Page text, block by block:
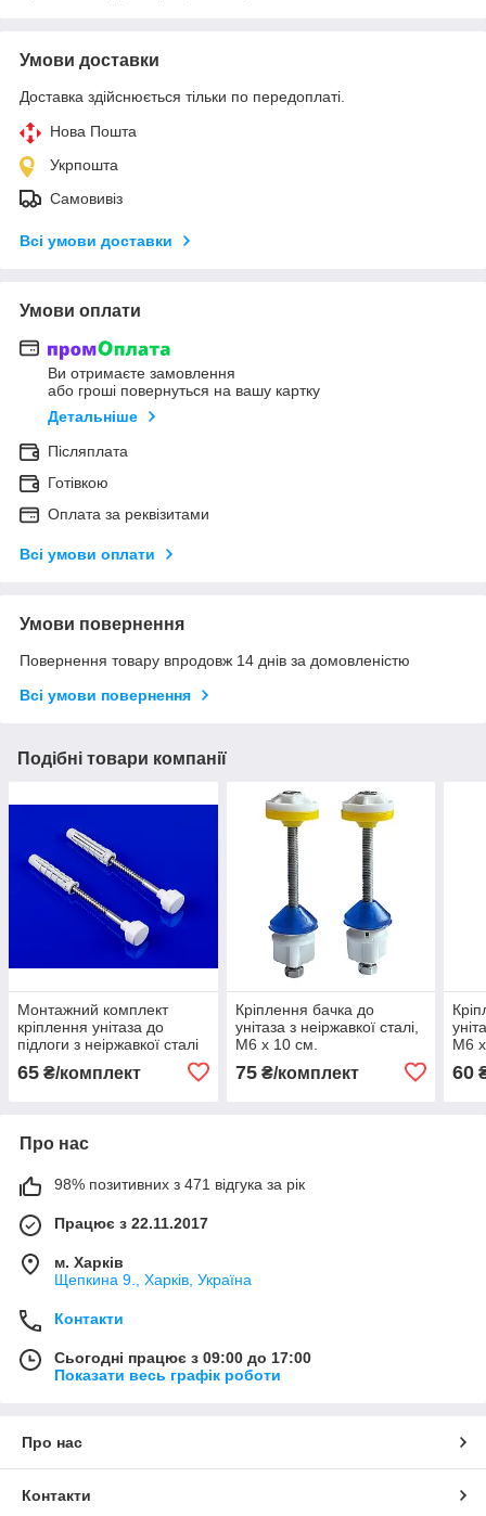
Умови доставки
Доставка здійснюється тільки по передоплаті.
Нова Пошта
Укрпошта
Самовивіз
Всі умови доставки
Умови оплати
Ви отримаєте замовлення
або гроші повернуться на вашу картку
Детальніше
Післяплата
Готівкою
Оплата за реквізитами
Всі умови оплати
Умови повернення
Повернення товару впродовж 14 днів за домовленістю
Всі умови повернення
Подібні товари компанії
Монтажний комплект
кріплення унітаза до
підлоги з неіржавкої сталі
65 ₴/комплект
Кріплення бачка до
унітаза з неіржавкої сталі,
М6 х 10 см.
75₴/комплект
М6
60
Про нас
98% позитивних з 471 відгука за рік
Працює з 22.11.2017
м. Харків
Щепкина 9., Харків, Україна
Контакти
Сьогодні працює з 09:00 до 17:00
Показати весь графік роботи
Про нас
Контакти